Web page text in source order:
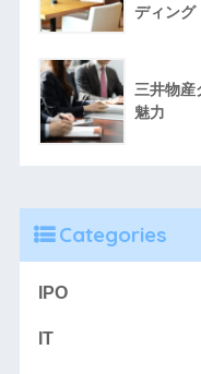
ディング
三井物産
魅力
Categories
IPO
IT